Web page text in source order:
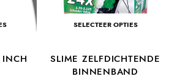
SELECTEER OPTIES
SLIME ZELFDICHTENDE
BINNENBAND